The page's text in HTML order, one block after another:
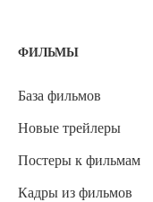
ФИЛЬМЫ
База фильмов
Новые трейлеры
Постеры к фильмам
Кадры из фильмов